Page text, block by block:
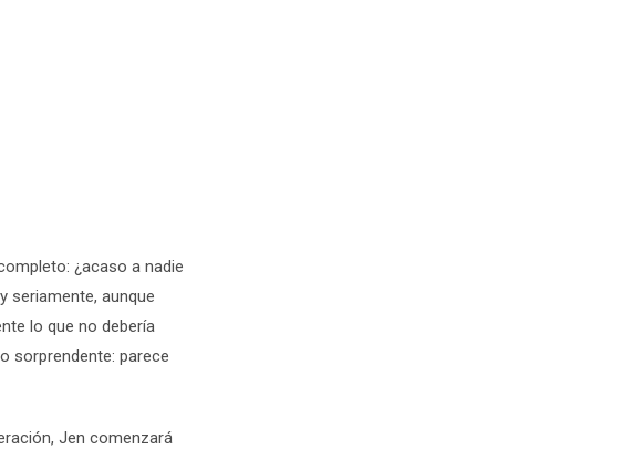
¿acaso a nadie
seriamente, aunque
lo que no debería
sorprendente: parece
Jen comenzará